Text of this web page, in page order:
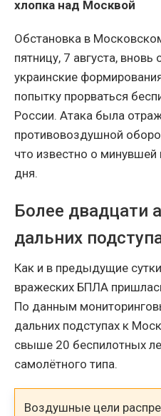
хлопка над Москвой
Обстановка в
пятницу, 7 августа,
украинские
попытку прорваться
России. Атака была
противовоздушной
что известно о
дня.
Более двадцати
дальних
Как и в предыдущие
вражеских БПЛА
По данным
дальних подступах к
свыше 20 беспилотных
самолётного типа.
Воздушные цели